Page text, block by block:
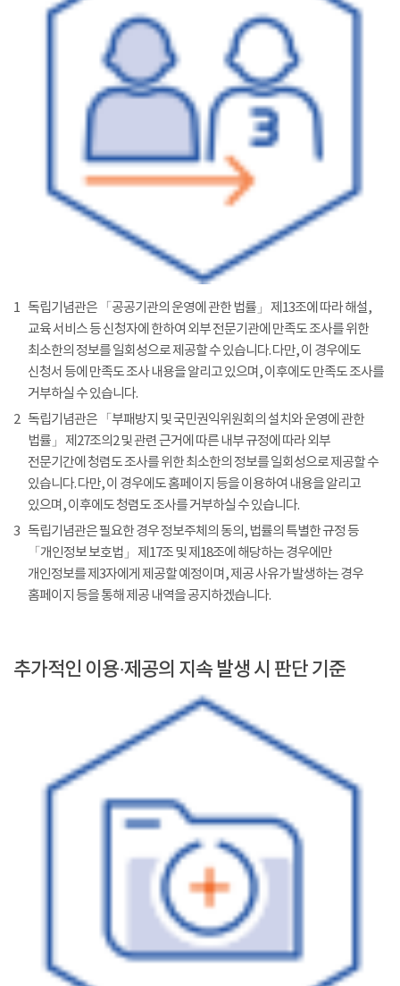
1 독립기념관은 「공공기관의 운영에 관한 법률」 제13조에 따라 해설,
교육 서비스 등 신청자에 한하여 외부 전문기관에 만족도 조사를 위한
최소한의 정보를 일회성으로 제공할 수 있습니다. 다만, 이 경우에도
신청서 등에 만족도 조사 내용을 알리고 있으며, 이후에도 만족도 조사를
거부하실 수 있습니다.
2 독립기념관은 「부패방지 및 국민권익위원회의 설치와 운영에 관한
법률」 제27조의2 및 관련 근거에 따른 내부 규정에 따라 외부
전문기간에 청렴도 조사를 위한 최소한의 정보를 일회성으로 제공할 수
있습니다. 다만, 이 경우에도 홈페이지 등을 이용하여 내용을 알리고
있으며, 이후에도 청렴도 조사를 거부하실 수 있습니다.
3 독립기념관은 필요한 경우 정보주체의 동의, 법률의 특별한 규정 등
「개인정보 보호법」 제17조 및 제18조에 해당하는 경우에만
개인정보를 제3자에게 제공할 예정이며, 제공 사유가 발생하는 경우
홈페이지 등을 통해 제공 내역을 공지하겠습니다.
추가적인 이용·제공의 지속 발생 시 판단 기준